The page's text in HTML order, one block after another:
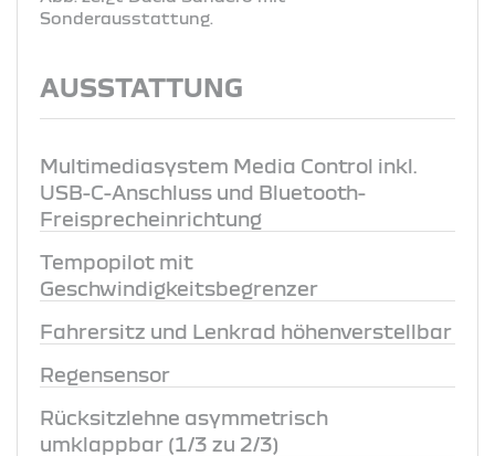
Sonderausstattung.
AUSSTATTUNG
Multimediasystem Media Control inkl.
USB-C-Anschluss und Bluetooth-
Freisprecheinrichtung
Tempopilot mit
Geschwindigkeitsbegrenzer
Fahrersitz und Lenkrad höhenverstellbar
Regensensor
Rücksitzlehne asymmetrisch
umklappbar (1/3 zu 2/3)